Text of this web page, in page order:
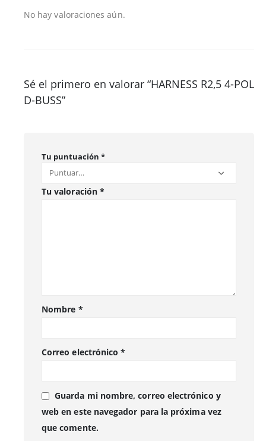
No hay valoraciones aún.
Sé el primero en valorar “HARNESS R2,5 4-POL
D-BUSS”
Tu puntuación *
Tu valoración *
Nombre *
Correo electrónico*
Guarda mi nombre, correo electrónico y
web en este navegador para la próxima vez
que comente.